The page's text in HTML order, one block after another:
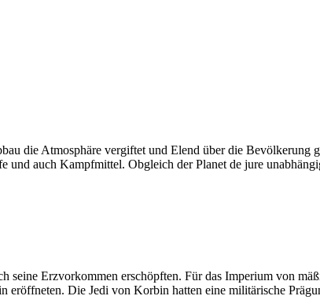
die Atmosphäre vergiftet und Elend über die Bevölkerung
auch Kampfmittel. Obgleich der Planet de jure
Erzvorkommen erschöpften. Für das Imperium von
Die Jedi von Korbin hatten eine militärische